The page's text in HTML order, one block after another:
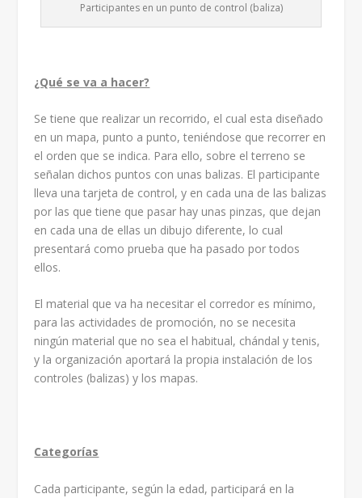
Participantes en un punto de control (baliza)
¿Qué se va a hacer?
Se tiene que realizar un recorrido, el cual esta diseñado
en un mapa, punto a punto, teniéndose que recorrer en
el orden que se indica. Para ello, sobre el terreno se
señalan dichos puntos con unas balizas. El participante
lleva una tarjeta de control, y en cada una de las balizas
por las que tiene que pasar hay unas pinzas, que dejan
en cada una de ellas un dibujo diferente, lo cual
presentará como prueba que ha pasado por todos
ellos.
El material que va ha necesitar el corredor es mínimo,
para las actividades de promoción, no se necesita
ningún material que no sea el habitual, chándal y tenis,
y la organización aportará la propia instalación de los
controles (balizas) y los mapas.
Categorías
Cada participante, según la edad, participará en la